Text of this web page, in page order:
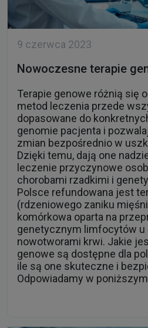
Nowoczesne terapie
metod leczenia przede
genomie pacjenta i
zmian bezpośrednio w
Dzięki temu, dają one
leczenie przyczynowe
chorobami rzadkimi i
Polsce refundowana jest
(rdzeniowego zaniku
komórkowa oparta na
genetycznym limfocytów u
nowotworami krwi. Jakie
genowe są dostępne dla
ile są one skuteczne i
Odpowiadamy w